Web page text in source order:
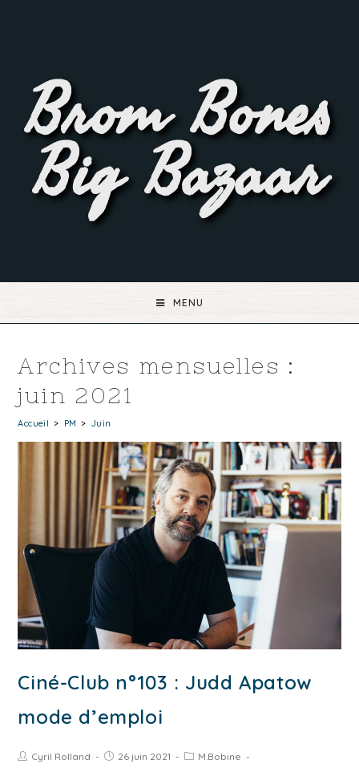
Brom Bones
Big Bazaar
MENU
Archives mensuelles :
juin 2021
Accueil > PM > Juin
Ciné-Club n°103 : Judd Apatow
mode d’emploi
Cyril Rolland 26 juin 2021
M.Bobine